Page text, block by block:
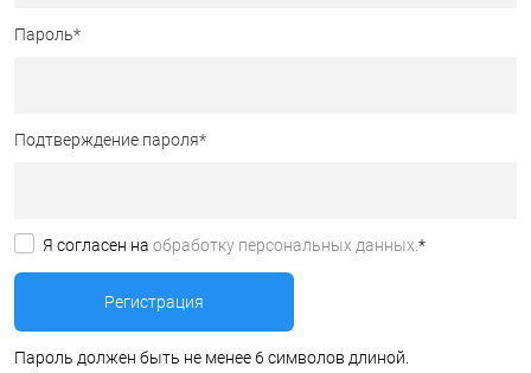
Пароль*
Подтверждение пароля*
Я согласен на обработку персональных данных. *
Пароль должен быть не менее 6 символов длиной.